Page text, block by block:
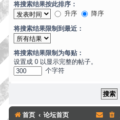
将搜索结果按此排序：
升序
降序
将搜索结果限制到最近：
将搜索结果限制为每贴：
设置成 0 以显示完整的帖子。
个字符
首页 论坛首页